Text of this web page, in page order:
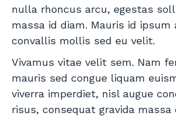
nulla rhoncus arcu, egestas
massa id diam. Mauris id ipsum
convallis mollis sed eu velit.
Vivamus vitae velit sem. Nam
mauris sed congue liquam
viverra imperdiet, nisl augue
risus, consequat gravida